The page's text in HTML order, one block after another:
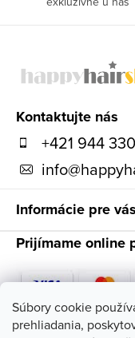
Súbory cookie
prehliadania,
Kontaktujte nás
+421 944
info@
Informácie pre vás
Prijímame online